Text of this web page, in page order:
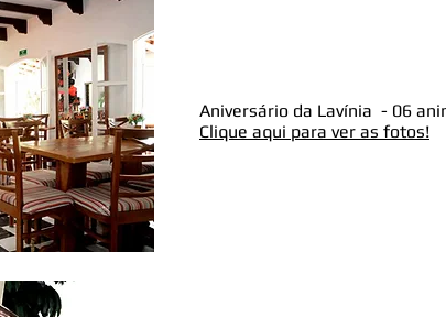
Aniversário da Lavínia - 06
Clique aqui para ver as fotos!